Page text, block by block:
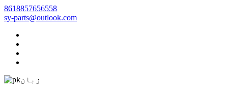
8618857656558
sy-parts@outlook.com
زبان